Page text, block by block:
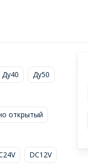
Ду40 Ду50
открытый
DC12V